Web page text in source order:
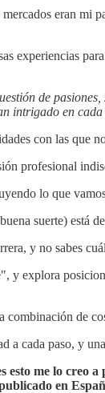
eran
experiencias
de
intrigado en cada
con las que
profesional
lo que
suerte) está
y no sabes
explora
combinación de
a cada paso, y
esto me lo
en